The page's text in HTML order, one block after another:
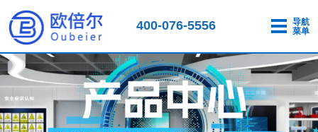
400-076-5556
导航
菜单